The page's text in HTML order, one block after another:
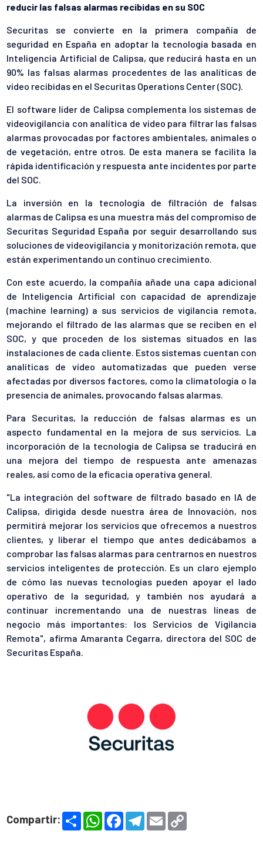
reducir las falsas alarmas recibidas en su SOC
Securitas se convierte en la primera compañía de
seguridad en España en adoptar la tecnología basada en
Inteligencia Artificial de Calipsa, que reducirá hasta en un
90% las falsas alarmas procedentes de las analíticas de
vídeo recibidas en el Securitas Operations Center (SOC).
El software líder de Calipsa complementa los sistemas de
videovigilancia con analítica de vídeo para filtrar las falsas
alarmas provocadas por factores ambientales, animales o
de vegetación, entre otros. De esta manera se facilita la
rápida identificación y respuesta ante incidentes por parte
del SOC.
La inversión en la tecnología de filtración de falsas
alarmas de Calipsa es una muestra más del compromiso de
Securitas Seguridad España por seguir desarrollando sus
soluciones de videovigilancia y monitorización remota, que
están experimentando un continuo crecimiento.
Con este acuerdo, la compañía añade una capa adicional
de Inteligencia Artificial con capacidad de aprendizaje
(machine learning) a sus servicios de vigilancia remota,
mejorando el filtrado de las alarmas que se reciben en el
SOC, y que proceden de los sistemas situados en las
instalaciones de cada cliente. Estos sistemas cuentan con
analíticas de vídeo automatizadas que pueden verse
afectadas por diversos factores, como la climatología o la
presencia de animales, provocando falsas alarmas.
Para Securitas, la reducción de falsas alarmas es un
aspecto fundamental en la mejora de sus servicios. La
incorporación de la tecnología de Calipsa se traducirá en
una mejora del tiempo de respuesta ante amenazas
reales, así como de la eficacia operativa general.
"La integración del software de filtrado basado en IA de
Calipsa, dirigida desde nuestra área de Innovación, nos
permitirá mejorar los servicios que ofrecemos a nuestros
clientes, y liberar el tiempo que antes dedicábamos a
comprobar las falsas alarmas para centrarnos en nuestros
servicios inteligentes de protección. Es un claro ejemplo
de cómo las nuevas tecnologías pueden apoyar el lado
operativo de la seguridad, y también nos ayudará a
continuar incrementando una de nuestras líneas de
negocio más importantes: los Servicios de Vigilancia
Remota", afirma Amaranta Cegarra, directora del SOC de
Securitas España.
Compartir:
S
h
W
h
F
T
e
E
m